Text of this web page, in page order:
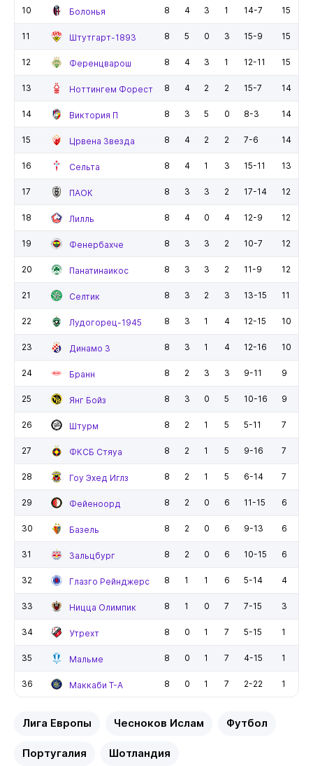
10 Болонья 8 4 3 1 14-7 15
11 Штутгарт-1893 8 5 0 3 15-9 15
12 Ференцварош 8 4 3 1 12-11 15
13 Ноттингем Форест 8 4 2 2 15-7 14
14 Виктория П 8 3 5 0 8-3 14
15 Црвена Звезда 8 4 2 2 7-6 14
16 Сельта 8 4 1 3 15-11 13
17 ПАОК 8 3 3 2 17-14 12
18 Лилль 8 4 0 4 12-9 12
19 Фенербахче 8 3 3 2 10-7 12
20 Панатинаикос 8 3 3 2 11-9 12
21 Селтик 8 3 2 3 13-15 11
22 Лудогорец-1945 8 3 1 4 12-15 10
23 Динамо З 8 3 1 4 12-16 10
24 Бранн 8 2 3 3 9-11 9
25 Янг Бойз 8 3 0 5 10-16 9
26 Штурм 8 2 1 5 5-11 7
27 ФКСБ Стяуа 8 2 1 5 9-16 7
28 Гоу Эхед Иглз 8 2 1 5 6-14 7
29 Фейеноорд 8 2 0 6 11-15 6
30 Базель 8 2 0 6 9-13 6
31 Зальцбург 8 2 0 6 10-15 6
32 Глазго Рейнджерс 8 1 1 6 5-14 4
33 Ницца Олимпик 8 1 0 7 7-15 3
34 Утрехт 8 0 1 7 5-15 1
35 Мальме 8 0 1 7 4-15 1
36 Маккаби Т-А 8 0 1 7 2-22 1
Лига Европы Чесноков Ислам Футбол
Португалия Шотландия